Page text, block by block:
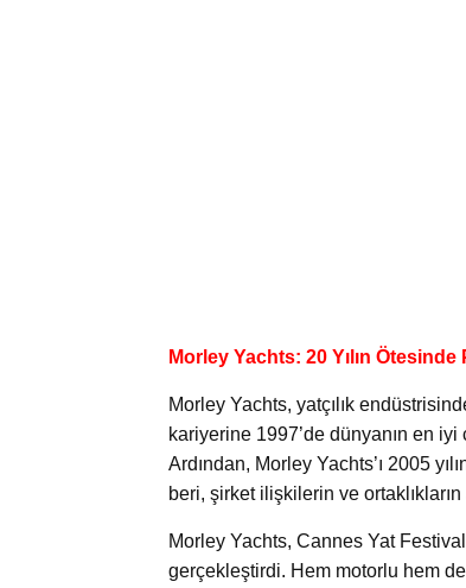
Morley Yachts: 20 Yılın
Morley Yachts, yatçılık
kariyerine 1997’de dünyanın en
Ardından, Morley Yachts’ı 2005
beri, şirket ilişkilerin ve
Morley Yachts, Cannes Yat
gerçekleştirdi. Hem motorlu hem